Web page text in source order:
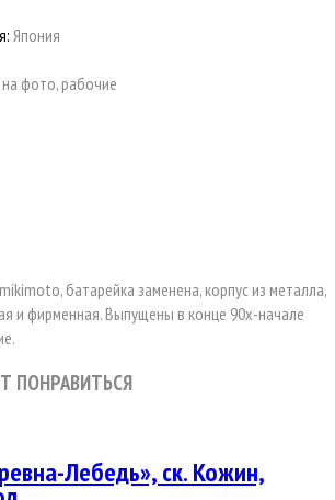
Япония
фото, рабочие
, батарейка заменена, корпус из металла,
и фирменная. Выпущены в конце 90х-начале
ПОНРАВИТЬСЯ
Лебедь», ск. Кожин,